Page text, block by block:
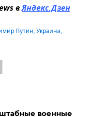
вЯндекс.Дзен
Путин,Украина,
военные